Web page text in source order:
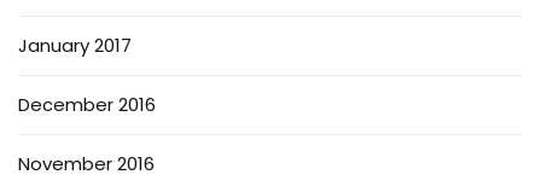
January 2017
December 2016
November 2016